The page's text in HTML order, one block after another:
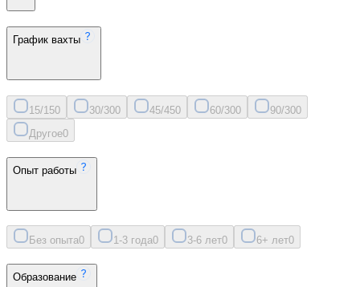
График вахты
15/150 30/300 45/450 60/300 90/300
Другое0
Опыт работы
Без опыта0 1-3 года0 3-6 лет0 6+ лет0
Образование